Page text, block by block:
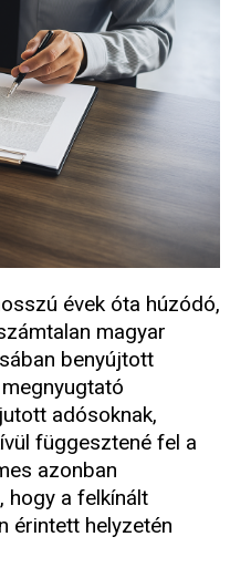
évek óta húzódó,
magyar
benyújtott
adósoknak,
függesztené fel a
azonban
hogy a felkínált
érintett helyzetén